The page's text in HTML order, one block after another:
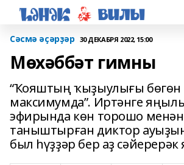
Сәсмә әҫәрҙәр 30 ДЕКАБРЯ 2022, 15:00
Мөхәббәт гимны
“Ҡояштың ҡыҙыулығы бөгөн
максимумда”. Иртәнге
эфирында көн торошо менән
таныштырған диктор
был һүҙҙәр бер аҙ